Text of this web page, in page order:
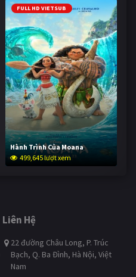
FULL HD VIETSUB
Hành Trình Của Moana
499,645 lượt xem
Liên Hệ
22 đường Châu Long, P. Trúc
Bạch, Q. Ba Đình, Hà Nội, Việt
Nam